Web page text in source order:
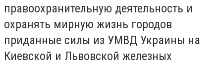
правоохранительную деятельность и
охранять мирную жизнь городов
приданные силы из УМВД Украины на
Киевской и Львовской железных